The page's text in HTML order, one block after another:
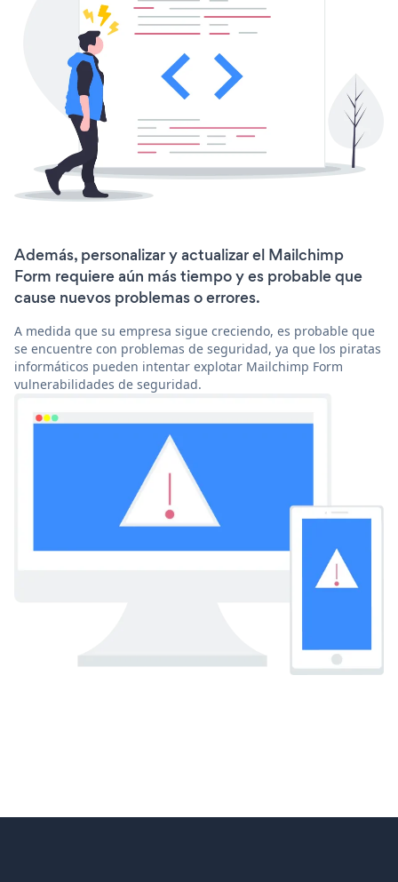
Además, personalizar y actualizar el Mailchimp
Form requiere aún más tiempo y es probable que
cause nuevos problemas o errores.
A medida que su empresa sigue creciendo, es probable que
se encuentre con problemas de seguridad, ya que los piratas
informáticos pueden intentar explotar Mailchimp Form
vulnerabilidades de seguridad.